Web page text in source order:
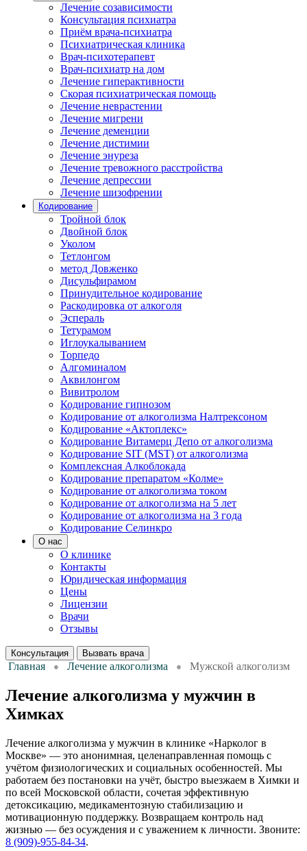
Лечение созависимости
Консультация психиатра
Приём врача-психиатра
Психиатрическая клиника
Врач-психотерапевт
Врач-психиатр на дом
Лечение гиперактивности
Скорая психиатрическая помощь
Лечение неврастении
Лечение мигрени
Лечение деменции
Лечение дистимии
Лечение энуреза
Лечение тревожного расстройства
Лечение депрессии
Лечение шизофрении
Кодирование
Тройной блок
Двойной блок
Уколом
Тетлонгом
метод Довженко
Дисульфирамом
Принудительное кодирование
Раскодировка от алкоголя
Эспераль
Тетурамом
Иглоукалыванием
Торпедо
Алгоминалом
Аквилонгом
Вивитролом
Кодирование гипнозом
Кодирование от алкоголизма Налтрексоном
Кодирование «Актоплекс»
Кодирование Витамерц Депо от алкоголизма
Кодирование SIT (MST) от алкоголизма
Комплексная Алкоблокада
Кодирование препаратом «Колме»
Кодирование от алкоголизма током
Кодирование от алкоголизма на 5 лет
Кодирование от алкоголизма на 3 года
Кодирование Селинкро
О нас
О клинике
Контакты
Юридическая информация
Цены
Лицензии
Врачи
Отзывы
Консультация Вызвать врача
Главная Лечение алкоголизма Мужской алкоголизм
Лечение алкоголизма у мужчин в
Химках
Лечение алкоголизма у мужчин в клинике «Нарколог в
Москве» — это анонимная, целенаправленная помощь с
учётом физиологических и социальных особенностей. Мы
работаем без постановки на учёт, быстро выезжаем в Химки и
по всей Московской области, сочетая эффективную
детоксикацию, медикаментозную стабилизацию и
мотивационную поддержку. Возвращаем контроль над
жизнью — без осуждения и с уважением к личности. Звоните:
8 (909)-955-84-34.